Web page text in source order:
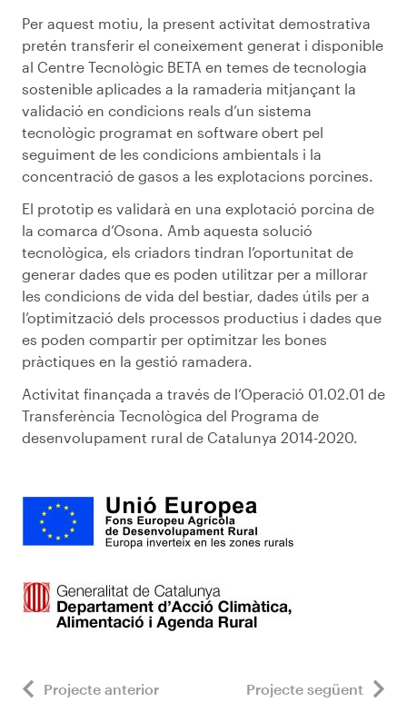
Per aquest motiu, la present activitat demostrativa
pretén transferir el coneixement generat i disponible
al Centre Tecnològic BETA en temes de tecnologia
sostenible aplicades a la ramaderia mitjançant la
validació en condicions reals d’un sistema
tecnològic programat en software obert pel
seguiment de les condicions ambientals i la
concentració de gasos a les explotacions porcines.
El prototip es validarà en una explotació porcina de
la comarca d’Osona. Amb aquesta solució
tecnològica, els criadors tindran l’oportunitat de
generar dades que es poden utilitzar per a millorar
les condicions de vida del bestiar, dades útils per a
l’optimització dels processos productius i dades que
es poden compartir per optimitzar les bones
pràctiques en la gestió ramadera.
Activitat finançada a través de l’Operació 01.02.01 de
Transferència Tecnològica del Programa de
desenvolupament rural de Catalunya 2014-2020.
Projecte anterior Projecte següent